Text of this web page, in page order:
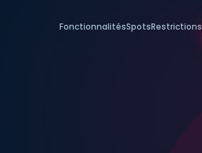
FonctionnalitésSpotsRestrictions